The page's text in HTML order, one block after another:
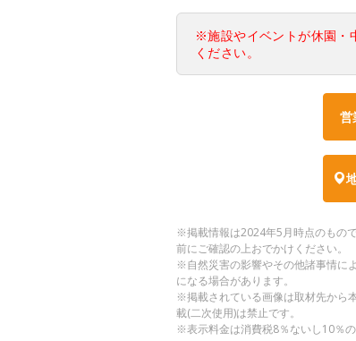
※施設やイベントが休園・
ください。
営
※掲載情報は2024年5月時点のもの
前にご確認の上おでかけください。
※自然災害の影響やその他諸事情に
になる場合があります。
※掲載されている画像は取材先から
載(二次使用)は禁止です。
※表示料金は消費税8％ないし10％の